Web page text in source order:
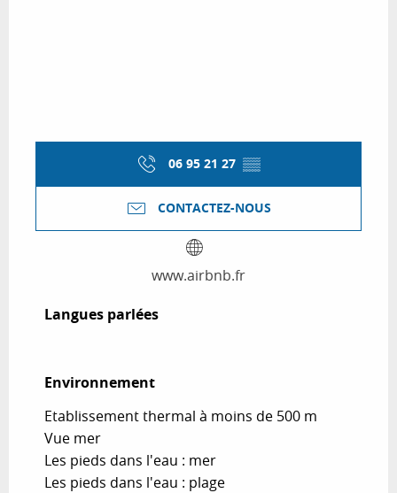
06 95 21 27 ▒▒
CONTACTEZ-NOUS
www.airbnb.fr
Langues parlées
Langues parlées
Environnement
Environnement
Etablissement thermal à moins de 500 m
Vue mer
Les pieds dans l'eau : mer
Les pieds dans l'eau : plage